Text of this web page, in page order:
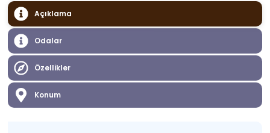
Açıklama
Odalar
Özellikler
Konum